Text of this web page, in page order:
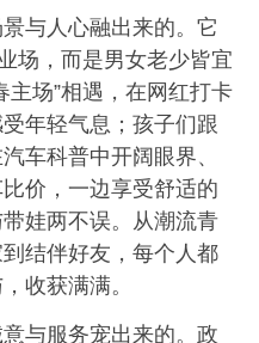
与人心融出来的。它
场，而是男女老少皆宜
主场”相遇，在网红打卡
年轻气息；孩子们跟
车科普中开阔眼界、
价，一边享受舒适的
娃两不误。从潮流青
结伴好友，每个人都
收获满满。
与服务宠出来的。政